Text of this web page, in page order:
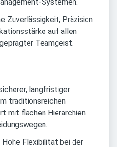
Systemen.
Zuverlässigkeit, Präzision
auf allen
Teamgeist.
langfristiger
traditionsreichen
mit flachen Hierarchien
Flexibilität bei der